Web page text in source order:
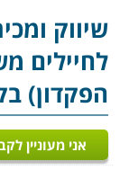
שיווק
לחיילים
הפקדון)
אני מעוניין